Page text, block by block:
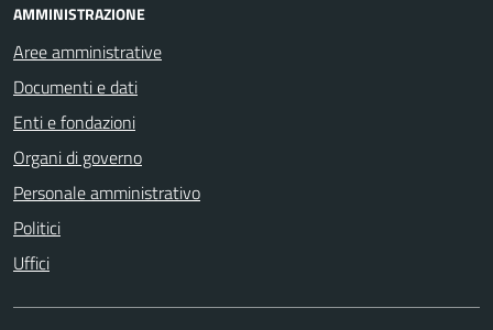
AMMINISTRAZIONE
Aree amministrative
Documenti e dati
Enti e fondazioni
Organi di governo
Personale amministrativo
Politici
Uffici